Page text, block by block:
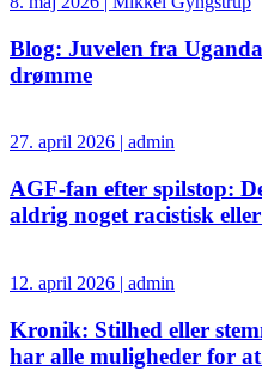
Blog: Juvelen fra
drømme
27. april 2026 | admin
AGF-fan efter spilstop:
aldrig noget racistisk
12. april 2026 | admin
Kronik: Stilhed eller
har alle muligheder for